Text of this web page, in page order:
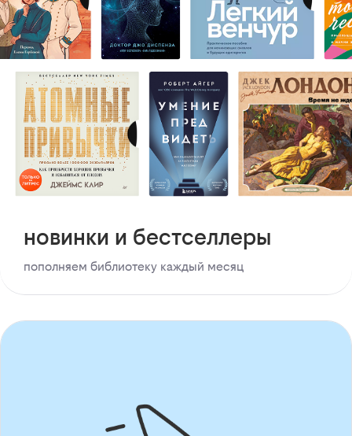
новинки и бестселлеры
пополняем библиотеку каждый месяц